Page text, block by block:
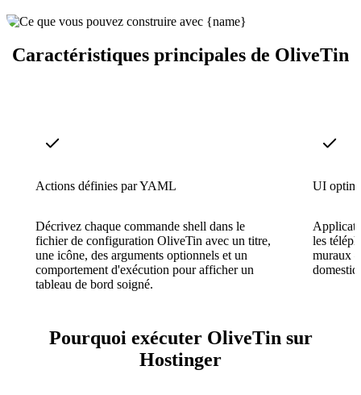
Caractéristiques principales de OliveTin
Actions définies par YAML
Décrivez chaque commande shell dans le
fichier de configuration OliveTin avec un titre,
une icône, des arguments optionnels et un
comportement d'exécution pour afficher un
tableau de bord soigné.
UI
les
muraux
Pourquoi exécuter OliveTin sur
Hostinger